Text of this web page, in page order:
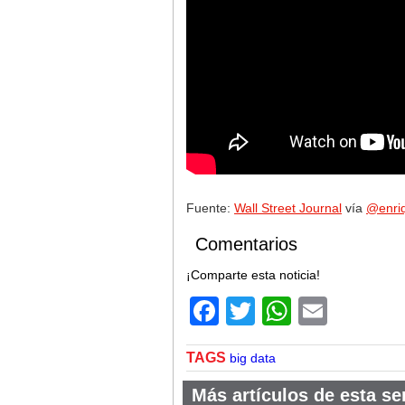
Fuente: Wall Street Journal vía
Comentarios
¡Comparte esta noticia!
Facebook
Twitter
TAGS big data
Más artículos de esta